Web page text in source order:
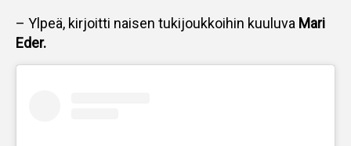
– Ylpeä, kirjoitti naisen tukijoukkoihin kuuluva Mari
Eder.